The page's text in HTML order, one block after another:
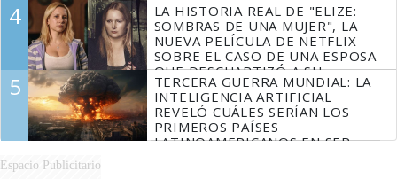
4
LA HISTORIA REAL DE "ELIZE:
SOMBRAS DE UNA MUJER", LA
NUEVA PELÍCULA DE NETFLIX
SOBRE EL CASO DE UNA ESPOSA
QUE DESCUARTIZÓ A SU
MARIDO
5
TERCERA GUERRA MUNDIAL: LA
INTELIGENCIA ARTIFICIAL
REVELÓ CUÁLES SERÍAN LOS
PRIMEROS PAÍSES
LATINOAMERICANOS EN SER
Espacio Publicitario